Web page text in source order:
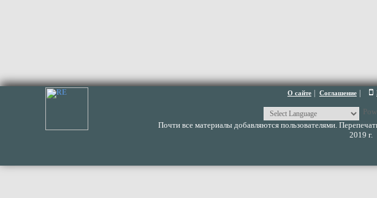
О сайте Соглашение
Почти все материалы добавляются пользователями.
2019 г.